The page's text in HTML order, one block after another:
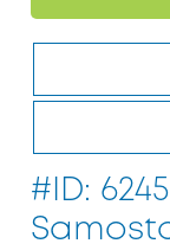
#ID: